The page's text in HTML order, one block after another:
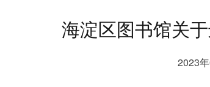
海淀区图书馆关
2023